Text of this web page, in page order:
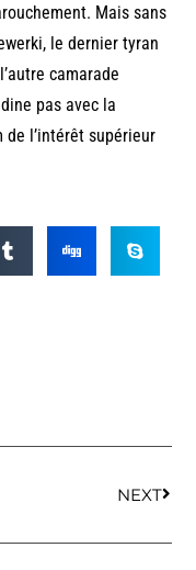
Mais sans
le dernier tyran
camarade
pas avec la
de l’intérêt supérieur
NEXT